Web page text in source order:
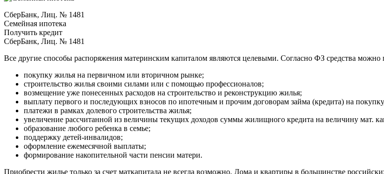
СберБанк, Лиц. № 1481
Семейная ипотека
Получить кредит
СберБанк, Лиц. № 1481
Все другие способы распоряжения материнским капиталом являются целевыми. Согласно ФЗ средства можно
покупку жилья на первичном или вторичном рынке;
строительство жилья своими силами или с помощью профессионалов;
возмещение уже понесенных расходов на строительство и реконструкцию жилья;
выплату первого и последующих взносов по ипотечным и прочим договорам займа (кредита) на
платежи в рамках долевого строительства жилья;
увеличение рассчитанной из величины текущих доходов суммы жилищного кредита на величину мат.
образование любого ребенка в семье;
поддержку детей-инвалидов;
оформление ежемесячной выплаты;
формирование накопительной части пенсии матери.
Приобрести жилье только за счет маткапитала не всегда возможно. Дома и квартиры в большинстве